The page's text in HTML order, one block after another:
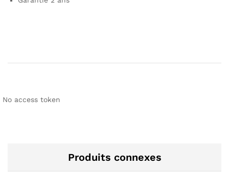
No access token
Produits connexes